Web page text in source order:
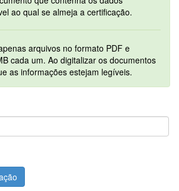
ao qual se almeja a certificação.
arquivos no formato PDF e
os documentos
as informações estejam legíveis.